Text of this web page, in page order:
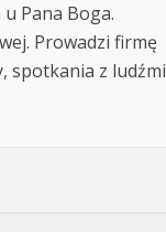
Pana Boga.
Prowadzi firmę
spotkania z ludźmi